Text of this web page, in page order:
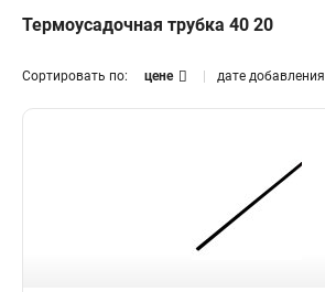
Термоусадочная трубка 40 20
Сортировать по: цене дате добавления